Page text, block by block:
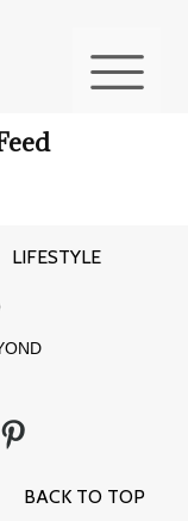
LIFESTYLE
BACK TO TOP